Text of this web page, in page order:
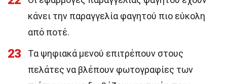
κάνει την παραγγελία φαγητού πιο εύκολη
από ποτέ.
23
Τα ψηφιακά μενού επιτρέπουν στους
πελάτες να βλέπουν φωτογραφίες των